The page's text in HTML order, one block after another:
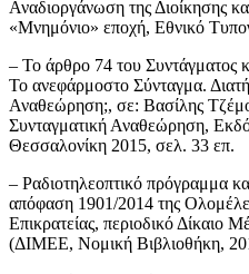
Αναδιοργάνωση της Διοίκησης
«Μνημόνιο» εποχή, Εθνικό
– Το άρθρο 74 του Συντάγματος
Το ανεφάρμοστο Σύνταγμα.
Αναθεώρηση;, σε: Βασίλης
Συνταγματική Αναθεώρηση,
Θεσσαλονίκη 2015, σελ. 33 επ.
– Ραδιοτηλεοπτικό πρόγραμμα
απόφαση 1901/2014 της
Επικρατείας, περιοδικό
(ΔΙΜΕΕ, Νομική Βιβλιοθήκη,